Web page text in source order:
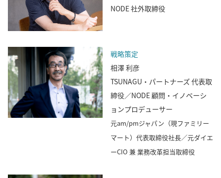
NODE 社外取締役
戦略策定
相澤 利彦
TSUNAGU・パートナーズ 代表取
締役／NODE 顧問・イノベーシ
ョンプロデューサー
元am/pmジャパン（現ファミリー
マート）代表取締役社長／元ダイエ
ーCIO 兼 業務改革担当取締役